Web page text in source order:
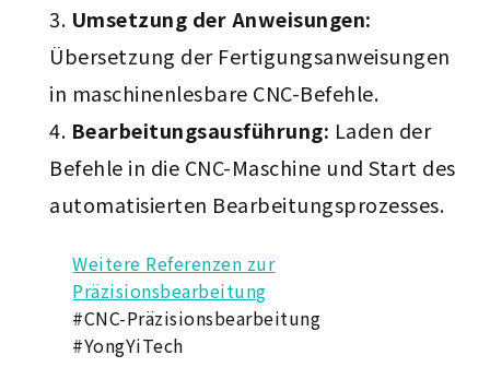
Umsetzung der Anweisungen:
Übersetzung der Fertigungsanweisungen
in maschinenlesbare CNC-Befehle.
Bearbeitungsausführung: Laden der
Befehle in die CNC-Maschine und Start des
automatisierten Bearbeitungsprozesses.
Weitere Referenzen zur
Präzisionsbearbeitung
#CNC-Präzisionsbearbeitung
#YongYiTech